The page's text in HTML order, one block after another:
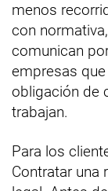
menos
con
comunican
empresas
obligación de
trabajan.
Para los
Contratar una